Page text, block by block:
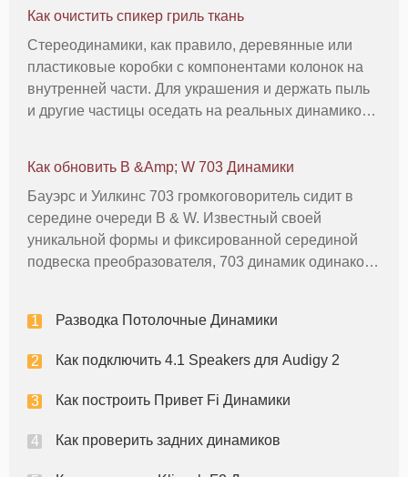
Как очистить спикер гриль ткань
Стереодинамики, как правило, деревянные или
пластиковые коробки с компонентами колонок на
внутренней части. Для украшения и держать пыль
и другие частицы оседать на реальных динамиков,
для пыли, шерсть дома
Как обновить B &Amp; W 703 Динамики
Бауэрс и Уилкинс 703 громкоговоритель сидит в
середине очереди B & W. Известный своей
уникальной формы и фиксированной серединой
подвеска преобразователя, 703 динамик одинаково
внутренние компоненты, несомненно, привест
Разводка Потолочные Динамики
Как подключить 4.1 Speakers для Audigy 2
Как построить Привет Fi Динамики
Как проверить задних динамиков